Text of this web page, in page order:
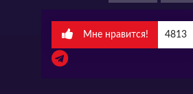
Мне нравится! 4813